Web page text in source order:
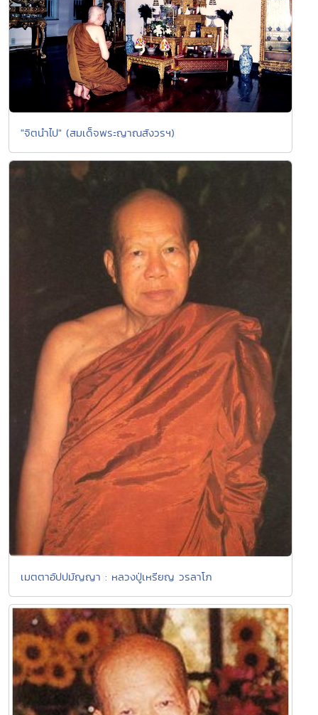
"จิตนำไป" (สมเด็จพระญาณสังวรฯ)
เมตตาอัปปมัญญา : หลวงปู่เหรียญ วรลาโภ